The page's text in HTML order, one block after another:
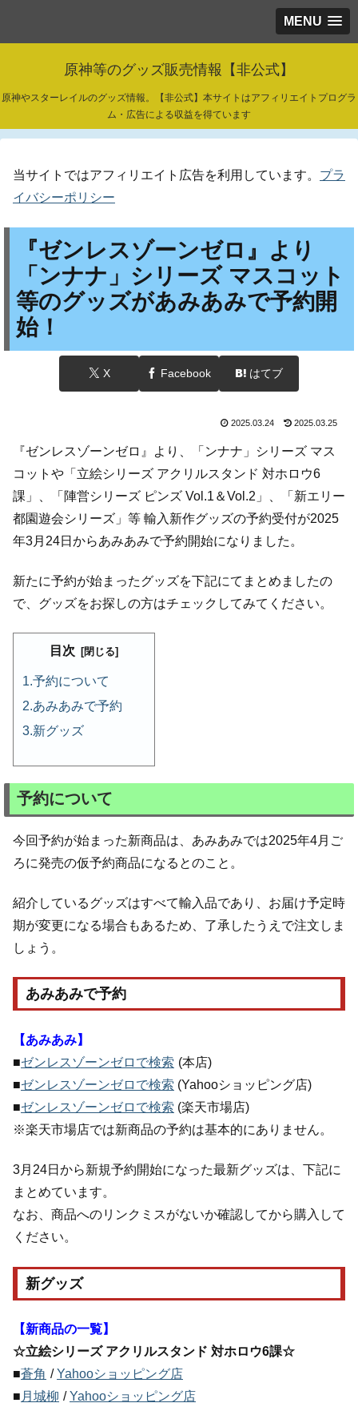
MENU
原神等のグッズ販売情報【非公式】
原神やスターレイルのグッズ情報。【非公式】本サイトはアフィリエイトプログラ
ム・広告による収益を得ています
当サイトではアフィリエイト広告を利用しています。 プラ
イバシーポリシー
『ゼンレスゾーンゼロ』より
「ンナナ」シリーズ マスコット
等のグッズがあみあみで予約開
始！
X Facebook はてブ
2025.03.24 2025.03.25
『ゼンレスゾーンゼロ』より、「ンナナ」シリーズ マス
コットや「立絵シリーズ アクリルスタンド 対ホロウ6
課」、「陣営シリーズ ピンズ Vol.1＆Vol.2」、「新エリー
都園遊会シリーズ」等 輸入新作グッズの予約受付が2025
年3月24日からあみあみで予約開始になりました。
新たに予約が始まったグッズを下記にてまとめましたの
で、グッズをお探しの方はチェックしてみてください。
目次
予約について
あみあみで予約
新グッズ
予約について
今回予約が始まった新商品は、あみあみでは2025年4月ご
ろに発売の仮予約商品になるとのこと。
紹介しているグッズはすべて輸入品であり、お届け予定時
期が変更になる場合もあるため、了承したうえで注文しま
しょう。
あみあみで予約
【あみあみ】
■ゼンレスゾーンゼロで検索 (本店)
■ゼンレスゾーンゼロで検索 (Yahooショッピング店)
■ゼンレスゾーンゼロで検索 (楽天市場店)
※楽天市場店では新商品の予約は基本的にありません。
3月24日から新規予約開始になった最新グッズは、下記に
まとめています。
なお、商品へのリンクミスがないか確認してから購入して
ください。
新グッズ
【新商品の一覧】
☆立絵シリーズ アクリルスタンド 対ホロウ6課☆
■蒼角 /Yahooショッピング店
■月城柳 /Yahooショッピング店